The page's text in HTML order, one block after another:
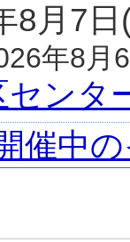
8月7
年8月
センタ
催中